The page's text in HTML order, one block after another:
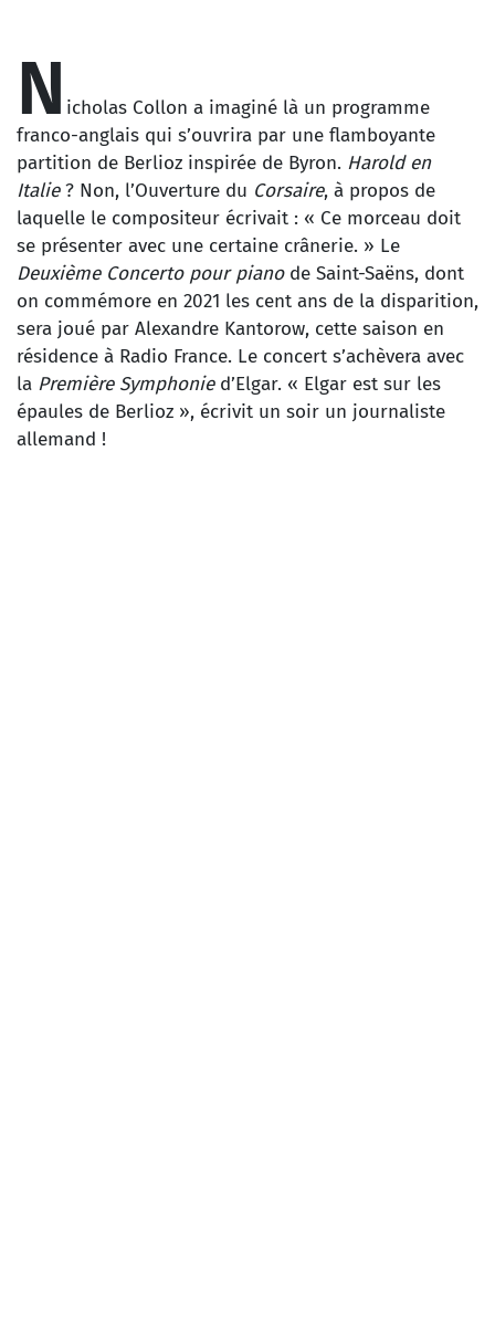
N icholas Collon a imaginé là un programme
franco-anglais qui s’ouvrira par une flamboyante
partition de Berlioz inspirée de Byron. Harold en
Italie? Non, l’Ouverture du Corsaire, à propos de
laquelle le compositeur écrivait : « Ce morceau doit
se présenter avec une certaine crânerie. » Le
Deuxième Concerto pour pianode Saint-Saëns, dont
on commémore en 2021 les cent ans de la disparition,
sera joué par Alexandre Kantorow, cette saison en
résidence à Radio France. Le concert s’achèvera avec
la Première Symphonied’Elgar. « Elgar est sur les
épaules de Berlioz », écrivit un soir un journaliste
allemand !